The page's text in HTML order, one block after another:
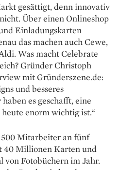
gesättigt, denn innovativ
Über einen Onlineshop
Einladungskarten
das machen auch Cewe,
Was macht Cele­brate
Gründer Christoph
mit Gründerszene.de:
und besseres
es geschafft, eine
enorm wichtig ist.“
Mit­arbeiter an fünf
40 Millionen Karten und
von Foto­büchern im Jahr.